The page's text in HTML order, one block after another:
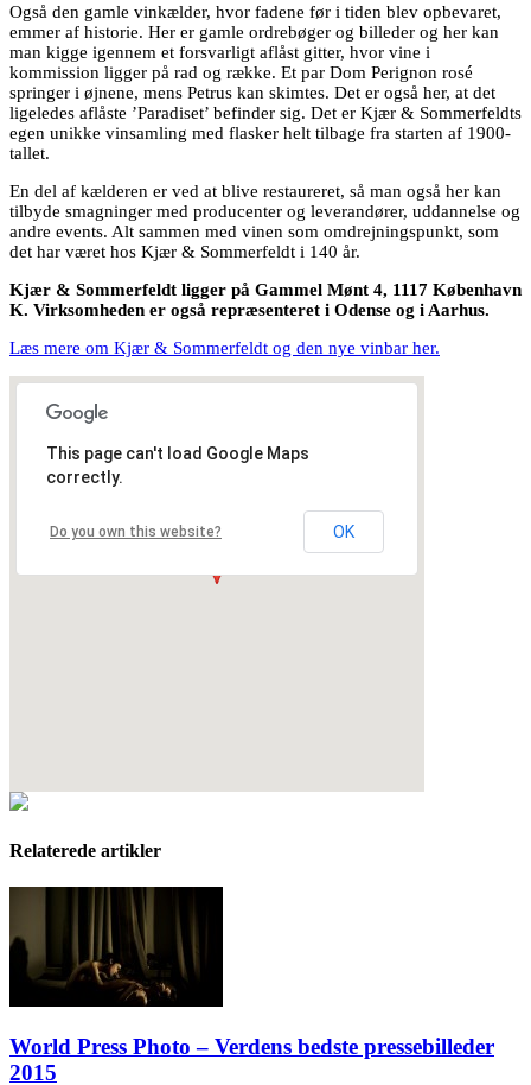
Også den gamle vinkælder, hvor fadene før i tiden blev opbevaret,
emmer af historie. Her er gamle ordrebøger og billeder og her kan
man kigge igennem et forsvarligt aflåst gitter, hvor vine i
kommission ligger på rad og række. Et par Dom Perignon rosé
springer i øjnene, mens Petrus kan skimtes. Det er også her, at det
ligeledes aflåste ’Paradiset’ befinder sig. Det er Kjær & Sommerfeldts
egen unikke vinsamling med flasker helt tilbage fra starten af 1900-
tallet.
En del af kælderen er ved at blive restaureret, så man også her kan
tilbyde smagninger med producenter og leverandører, uddannelse og
andre events. Alt sammen med vinen som omdrejningspunkt, som
det har været hos Kjær & Sommerfeldt i 140 år.
Kjær & Sommerfeldt ligger på Gammel Mønt 4, 1117 København
K. Virksomheden er også repræsenteret i Odense og i Aarhus.
Læs mere om Kjær & Sommerfeldt og den nye vinbar her.
This page can't load Google Maps
correctly.
Do you own this website? OK
Relaterede artikler
World Press Photo – Verdens bedste pressebilleder
2015